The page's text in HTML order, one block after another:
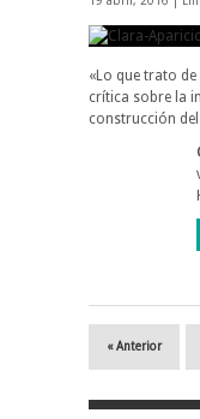
«Lo que trato
crítica sobre la
construcción
« Anterior